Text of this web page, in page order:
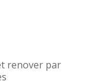
renover par